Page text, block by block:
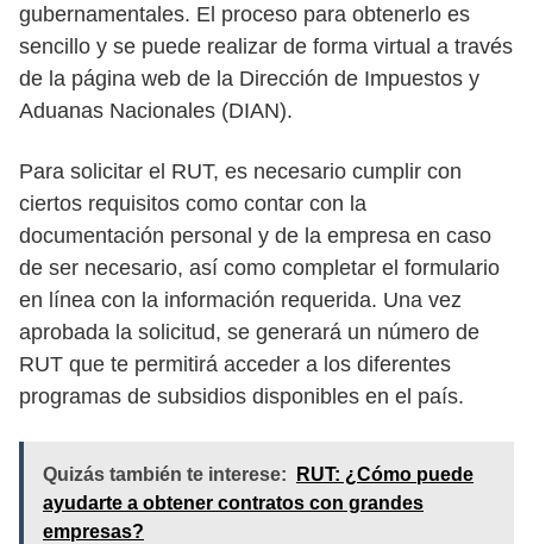
gubernamentales. El proceso para obtenerlo es
sencillo y se puede realizar de forma virtual a través
de la página web de la Dirección de Impuestos y
Aduanas Nacionales (DIAN).
Para solicitar el RUT, es necesario cumplir con
ciertos requisitos como contar con la
documentación personal y de la empresa en caso
de ser necesario, así como completar el formulario
en línea con la información requerida. Una vez
aprobada la solicitud, se generará un número de
RUT que te permitirá acceder a los diferentes
programas de subsidios disponibles en el país.
Quizás también te interese:
RUT: ¿Cómo puede
ayudarte a obtener contratos con grandes
empresas?